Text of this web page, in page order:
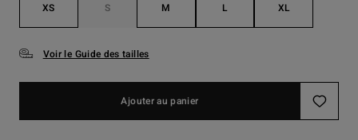
XS S M L XL
Voir le Guide des tailles
Ajouter au panier